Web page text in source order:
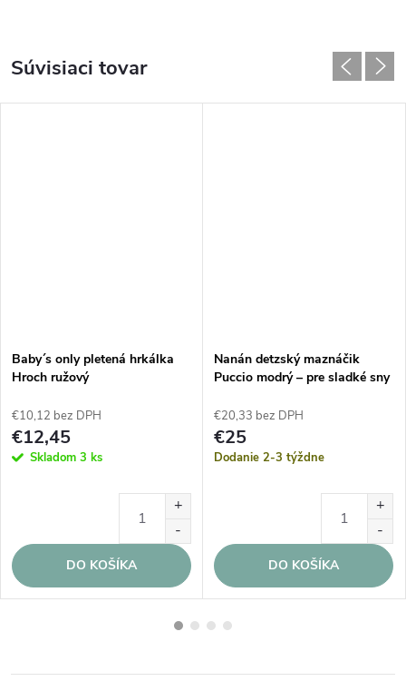
Súvisiaci tovar
Baby´s only pletená hrkálka
Hroch ružový
€10,12 bez DPH
€12,45
Skladom 3 ks
DO KOŠÍKA
Nanán detzský maznáčik
Puccio modrý – pre sladké sny
€20,33 bez DPH
€25
Dodanie 2-3 týždne
DO KOŠÍKA